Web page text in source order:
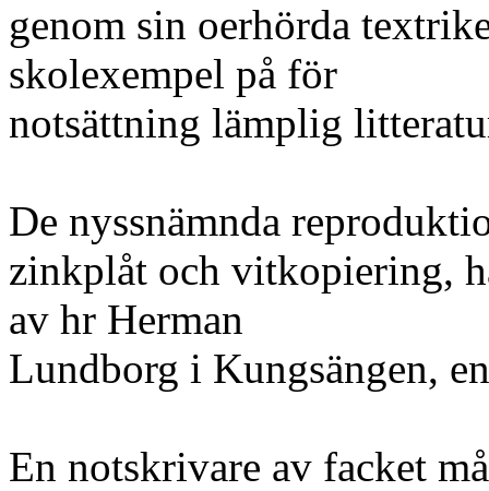
genom sin oerhörda
skolexempel på för
notsättning lämplig
De nyssnämnda
zinkplåt och vitkopiering,
av hr Herman
Lundborg i Kungsängen,
En notskrivare av facket